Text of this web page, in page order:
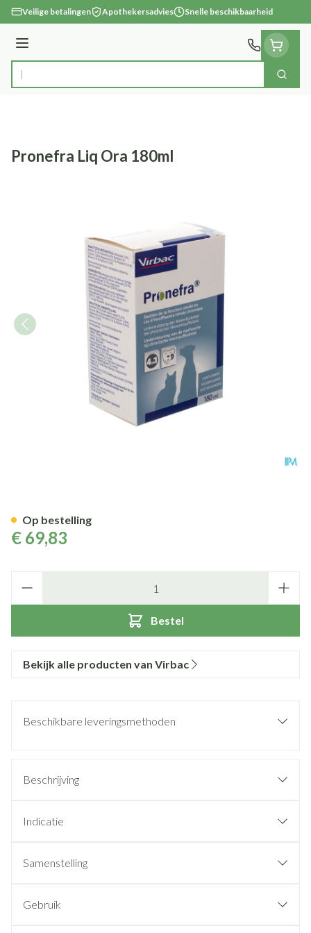
Ga naar de inhoud
Veilige betalingen Apothekersadvies Snelle beschikbaarheid
Menu
Product, merk, categorie... Zoek
Pronefra Liq Ora 180ml
€ 69,83
Bestel
Op bestelling
Bekijk alle producten van Virbac
Beschikbare leveringsmethoden
Beschrijving
Indicatie
Samenstelling
Gebruik